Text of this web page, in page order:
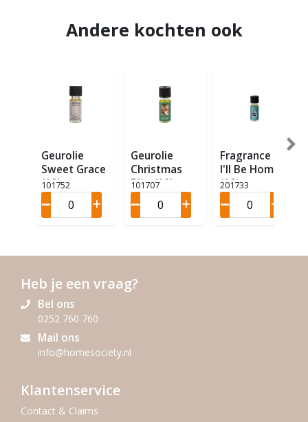
Andere kochten ook
Geurolie
Sweet Grace
(10)
101752
Geurolie
Christmas
Bliss(10)
101707
Fragrance Oil
I'll Be Home
(10)
201733
Heb je een vraag?
Bel ons
0252 760 760
Mail ons
info@homesociety.nl
Klantenservice
Contact & Claims